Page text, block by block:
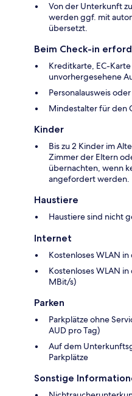
Von der Unterkunft
werden ggf. mit
übersetzt.
Beim Check-in
Kreditkarte, EC-
unvorhergesehene
Personalausweis
Mindestalter für den
Kinder
Bis zu 2 Kinder im
Zimmer der Eltern
übernachten, wenn
angefordert werden.
Haustiere
Haustiere sind nicht
Internet
Kostenloses WLAN
Kostenloses WLAN
MBit/s)
Parken
Parkplätze ohne
AUD pro Tag)
Auf dem
Parkplätze
Sonstige